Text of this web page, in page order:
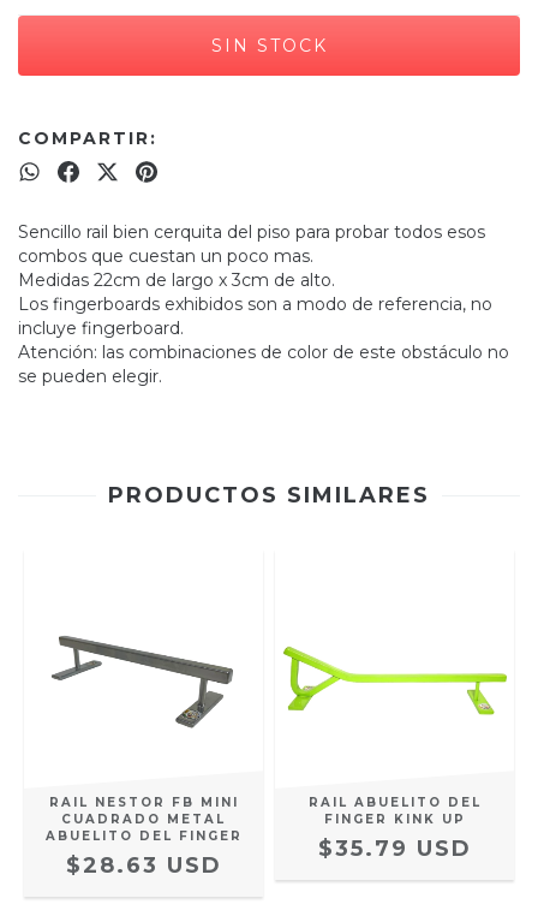
COMPARTIR:
Sencillo rail bien cerquita del piso para probar todos esos
combos que cuestan un poco mas.
Medidas 22cm de largo x 3cm de alto.
Los fingerboards exhibidos son a modo de referencia, no
incluye fingerboard.
Atención: las combinaciones de color de este obstáculo no
se pueden elegir.
PRODUCTOS SIMILARES
RAIL NESTOR FB MINI
CUADRADO METAL
ABUELITO DEL FINGER
$28.63 USD
RAIL ABUELITO DEL
FINGER KINK UP
$35.79 USD